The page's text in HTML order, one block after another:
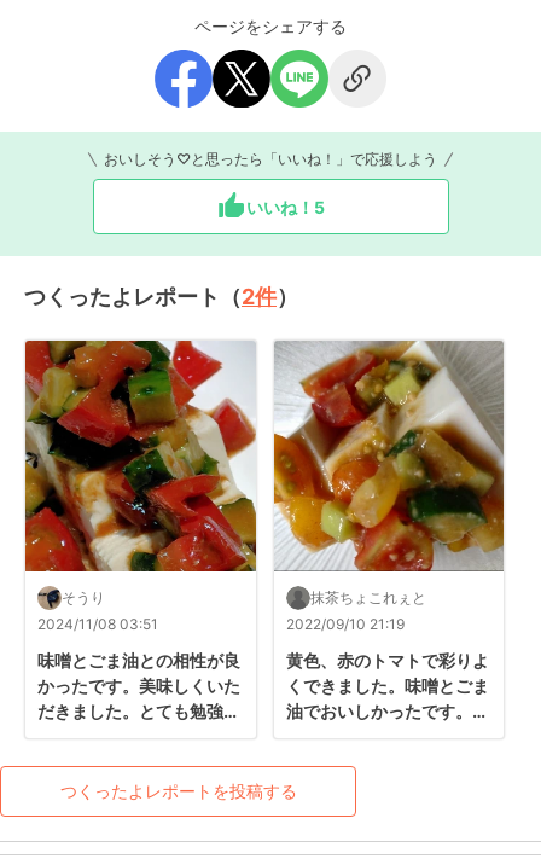
ページをシェアする
おいしそう♡と思ったら「いいね！」で応援しよう
いいね！ 5
つくったよレポート（2件）
そうり
2024/11/08 03:51
味噌とごま油との相性が良
かったです。美味しくいた
だきました。とても勉強に
抹茶ちょこれぇと
2022/09/10 21:19
黄色、赤のトマトで彩りよ
くできました。味噌とごま
油でおいしかったです。残
れて嬉しいです。ごちそう
さまでした！
つくったよレポートを投稿する